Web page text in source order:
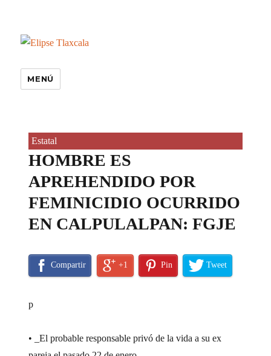
MENÚ
Estatal
HOMBRE ES
APREHENDIDO POR
FEMINICIDIO OCURRIDO
EN CALPULALPAN: FGJE
Compartir +1 Pin Tweet
p
• _El probable responsable privó de la vida a su ex